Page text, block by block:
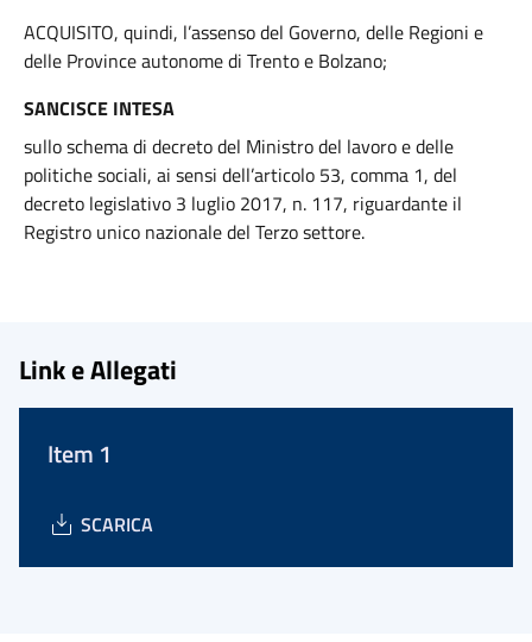
ACQUISITO, quindi, l’assenso del Governo, delle Regioni e
delle Province autonome di Trento e Bolzano;
SANCISCE INTESA
sullo schema di decreto del Ministro del lavoro e delle
politiche sociali, ai sensi dell’articolo 53, comma 1, del
decreto legislativo 3 luglio 2017, n. 117, riguardante il
Registro unico nazionale del Terzo settore.
Link e Allegati
Item 1
SCARICA